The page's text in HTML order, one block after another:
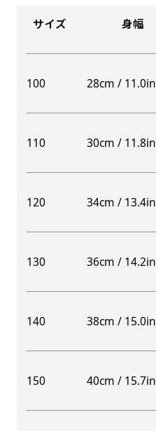
サイズ 身幅
100 28cm / 11.0in
110 30cm / 11.8in
120 34cm / 13.4in
130 36cm / 14.2in
140 38cm / 15.0in
150 40cm / 15.7in